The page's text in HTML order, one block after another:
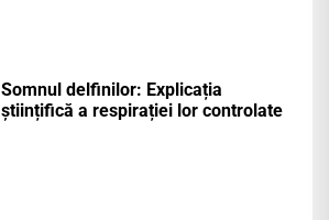
Somnul delfinilor: Explicația
științifică a respirației lor controlate